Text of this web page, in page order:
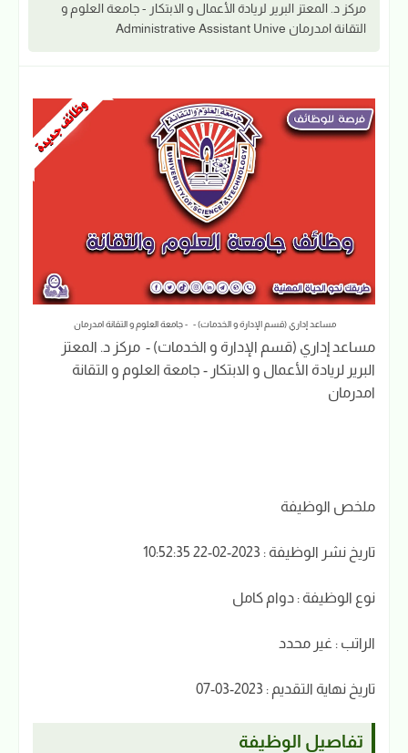
مركز د. المعتز البرير لريادة الأعمال و الابتكار - جامعة العلوم و
التقانة امدرمان Administrative Assistant Unive
مساعد إداري (قسم الإدارة و الخدمات) - - جامعة العلوم و التقانة امدرمان
مساعد إداري (قسم الإدارة و الخدمات) - مركز د. المعتز
البرير لريادة الأعمال و الابتكار - جامعة العلوم و التقانة
امدرمان
ملخص الوظيفة
تاريخ نشر الوظيفة : 2023-02-22 10:52:35
نوع الوظيفة : دوام كامل
الراتب : غير محدد
تاريخ نهاية التقديم : 2023-03-07
تفاصيل الوظيفة